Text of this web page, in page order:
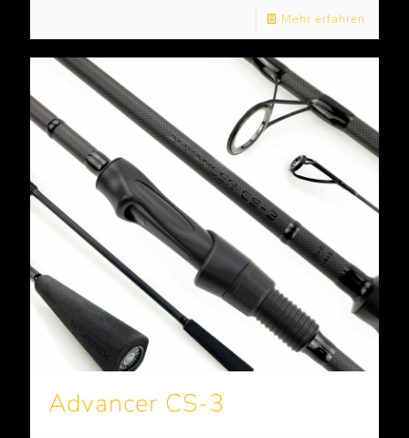
Mehr erfahren
Advancer CS-3